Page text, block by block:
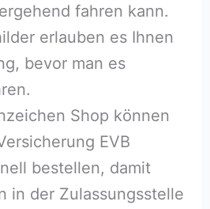
fahren kann.
erlauben es Ihnen
bevor man es
Shop können
EVB
bestellen, damit
in der Zulassungsstelle